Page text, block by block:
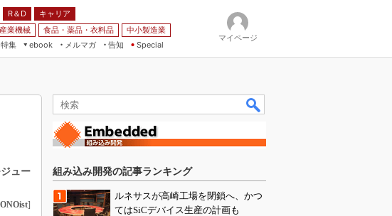
R＆D
キャリア
産業機械 食品・薬品・衣料品
中小製造業
特集
ebook
メルマガ
告知 Special
マイページ
ュー
]
組み込み開発の記事ランキング
ルネサスが高崎工場を閉鎖へ、かつ
てはSiCデバイス生産の計画も